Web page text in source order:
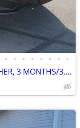
• • • • • • • •
2015 HYUNDAI TUCSON AWD, LEATHER, 3 MONTHS/3,000 MILES POWERTRAIN WTY